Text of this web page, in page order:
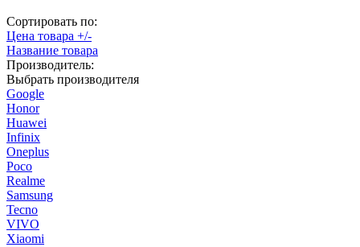
Сортировать по:
Цена товара +/-
Название товара
Производитель:
Выбрать производителя
Google
Honor
Huawei
Infinix
Oneplus
Poco
Realme
Samsung
Tecno
VIVO
Xiaomi